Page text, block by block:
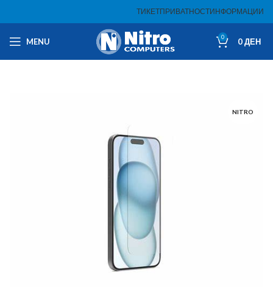
ТИКЕТПРИВАТНОСТИНФОРМАЦИИ
MENU 0 0ДЕН
NITRO